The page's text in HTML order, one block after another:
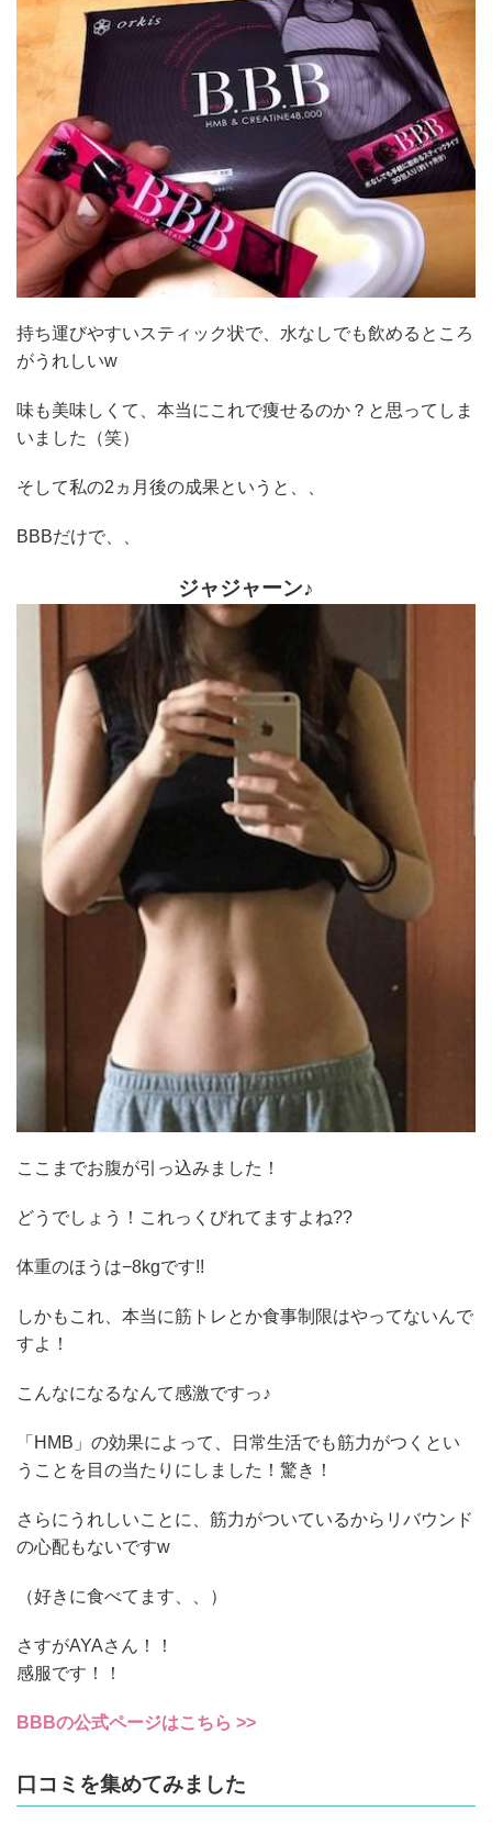
持ち運びやすいスティック状で、水なしでも飲めるところ
がうれしいw
味も美味しくて、本当にこれで痩せるのか？と思ってしま
いました（笑）
そして私の2ヵ月後の成果というと、、
BBBだけで、、
ジャジャーン♪
ここまでお腹が引っ込みました！
どうでしょう！これっくびれてますよね??
体重のほうは−8kgです!!
しかもこれ、本当に筋トレとか食事制限はやってないんで
すよ！
こんなになるなんて感激ですっ♪
「HMB」の効果によって、日常生活でも筋力がつくとい
うことを目の当たりにしました！驚き！
さらにうれしいことに、筋力がついているからリバウンド
の心配もないですw
（好きに食べてます、、）
さすがAYAさん！！
感服です！！
BBBの公式ページはこちら >>
口コミを集めてみました